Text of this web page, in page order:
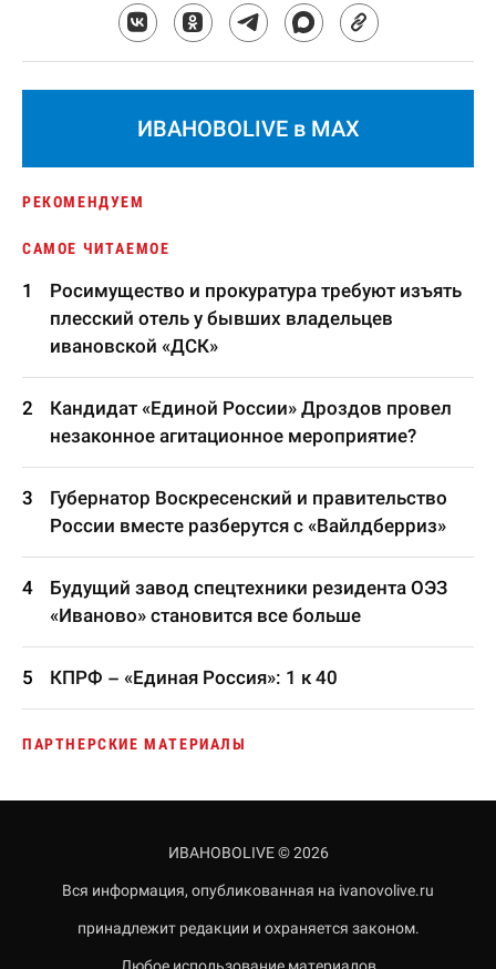
ИВАНОВОLIVE в MAX
РЕКОМЕНДУЕМ
САМОЕ ЧИТАЕМОЕ
Росимущество и прокуратура требуют изъять
плесский отель у бывших владельцев
ивановской «ДСК»
Кандидат «Единой России» Дроздов провел
незаконное агитационное мероприятие?
Губернатор Воскресенский и правительство
России вместе разберутся с «Вайлдберриз»
Будущий завод спецтехники резидента ОЭЗ
«Иваново» становится все больше
КПРФ – «Единая Россия»: 1 к 40
ПАРТНЕРСКИЕ МАТЕРИАЛЫ
ИВАНОВОLIVE © 2026
Вся информация, опубликованная на ivanovolive.ru
принадлежит редакции и охраняется законом.